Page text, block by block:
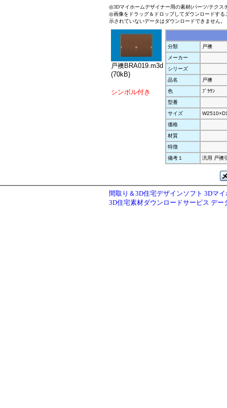
◎3Dマイホームデザイナー用の素材(パーツ/テクス
◎画像をドラッグ＆ドロップしてダウンロードす
示されていないデータはダウンロードできません。
戸襖BRA019.m3d
(70kB)
シンボル付き
分類
戸襖
メーカー
シリーズ
品名
戸襖
色
ﾌﾞﾗｳﾝ
型番
サイズ
価格
材質
特徴
備考１
汎用 戸襖
間取り＆3D住宅デザインソフト 3Dマ
3D住宅素材ダウンロードサービス デー